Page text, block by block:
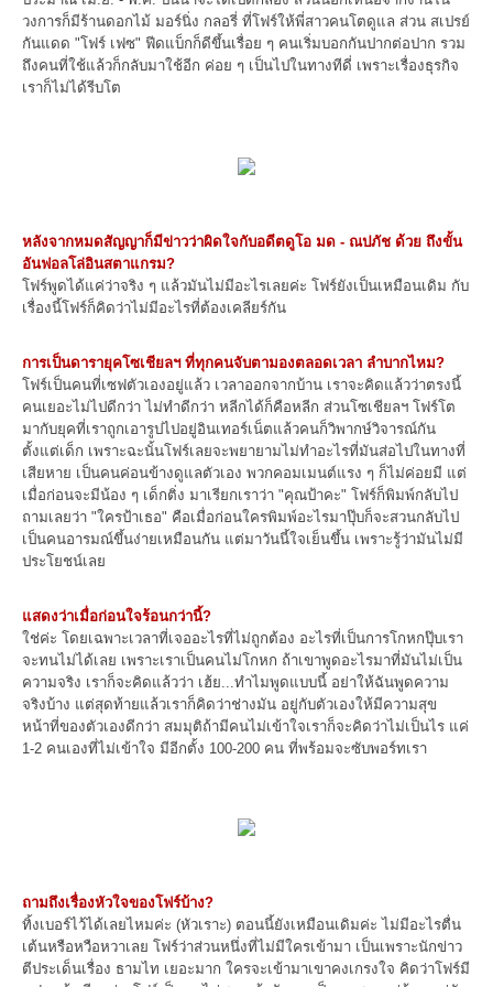
วงการก็มีร้านดอกไม้ มอร์นิ่ง กลอรี่ ที่โฟร์ให้พี่สาวคนโตดูแล ส่วน สเปรย์
กันแดด "โฟร์ เฟซ" ฟีดแบ็กก็ดีขึ้นเรื่อย ๆ คนเริ่มบอกกันปากต่อปาก รวม
ถึงคนที่ใช้แล้วก็กลับมาใช้อีก ค่อย ๆ เป็นไปในทางทีดี่ เพราะเรื่องธุรกิจ
เราก็ไม่ได้รีบโต
หลังจากหมดสัญญาก็มีข่าวว่าผิดใจกับอดีตดูโอ มด - ณปภัช ด้วย ถึงขั้น
อันฟอลโล่อินสตาแกรม?
โฟร์พูดได้แค่ว่าจริง ๆ แล้วมันไม่มีอะไรเลยค่ะ โฟร์ยังเป็นเหมือนเดิม กับ
เรื่องนี้โฟร์ก็คิดว่าไม่มีอะไรที่ต้องเคลียร์กัน
การเป็นดารายุคโซเชียลฯ ที่ทุกคนจับตามองตลอดเวลา ลำบากไหม?
โฟร์เป็นคนที่เซฟตัวเองอยู่แล้ว เวลาออกจากบ้าน เราจะคิดแล้วว่าตรงนี้
คนเยอะไม่ไปดีกว่า ไม่ทำดีกว่า หลีกได้ก็คือหลีก ส่วนโซเชียลฯ โฟร์โต
มากับยุคที่เราถูกเอารูปไปอยู่อินเทอร์เน็ตแล้วคนก็วิพากษ์วิจารณ์กัน
ตั้งแต่เด็ก เพราะฉะนั้นโฟร์เลยจะพยายามไม่ทำอะไรที่มันส่อไปในทางที่
เสียหาย เป็นคนค่อนข้างดูแลตัวเอง พวกคอมเมนต์แรง ๆ ก็ไม่ค่อยมี แต่
เมื่อก่อนจะมีน้อง ๆ เด็กติ่ง มาเรียกเราว่า "คุณป้าคะ" โฟร์ก็พิมพ์กลับไป
ถามเลยว่า "ใครป้าเธอ" คือเมื่อก่อนใครพิมพ์อะไรมาปุ๊บก็จะสวนกลับไป
เป็นคนอารมณ์ขึ้นง่ายเหมือนกัน แต่มาวันนี้ใจเย็นขึ้น เพราะรู้ว่ามันไม่มี
ประโยชน์เลย
แสดงว่าเมื่อก่อนใจร้อนกว่านี้?
ใช่ค่ะ โดยเฉพาะเวลาที่เจออะไรที่ไม่ถูกต้อง อะไรที่เป็นการโกหกปุ๊บเรา
จะทนไม่ได้เลย เพราะเราเป็นคนไม่โกหก ถ้าเขาพูดอะไรมาที่มันไม่เป็น
ความจริง เราก็จะคิดแล้วว่า เฮ้ย...ทำไมพูดแบบนี้ อย่าให้ฉันพูดความ
จริงบ้าง แต่สุดท้ายแล้วเราก็คิดว่าช่างมัน อยู่กับตัวเองให้มีความสุข
หน้าที่ของตัวเองดีกว่า สมมุติถ้ามีคนไม่เข้าใจเราก็จะคิดว่าไม่เป็นไร แค่
1-2 คนเองที่ไม่เข้าใจ มีอีกตั้ง 100-200 คน ที่พร้อมจะซับพอร์ทเรา
ถามถึงเรื่องหัวใจของโฟร์บ้าง?
ทิ้งเบอร์ไว้ได้เลยไหมค่ะ (หัวเราะ) ตอนนี้ยังเหมือนเดิมค่ะ ไม่มีอะไรตื่น
เต้นหรือหวือหวาเลย โฟร์ว่าส่วนหนึ่งที่ไม่มีใครเข้ามา เป็นเพราะนักข่าว
ตีประเด็นเรื่อง ธามไท เยอะมาก ใครจะเข้ามาเขาคงเกรงใจ คิดว่าโฟร์มี